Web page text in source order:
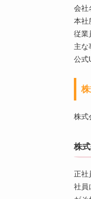
会社
本社
従業
主な
公式
株式
株
正社
社員